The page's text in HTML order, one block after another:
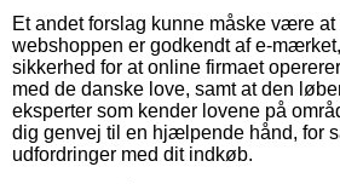
Et andet forslag kunne måske være
webshoppen er godkendt af e-
sikkerhed for at online firmaet
med de danske love, samt at den
eksperter som kender lovene på
dig genvej til en hjælpende hånd, for
udfordringer med dit indkøb.